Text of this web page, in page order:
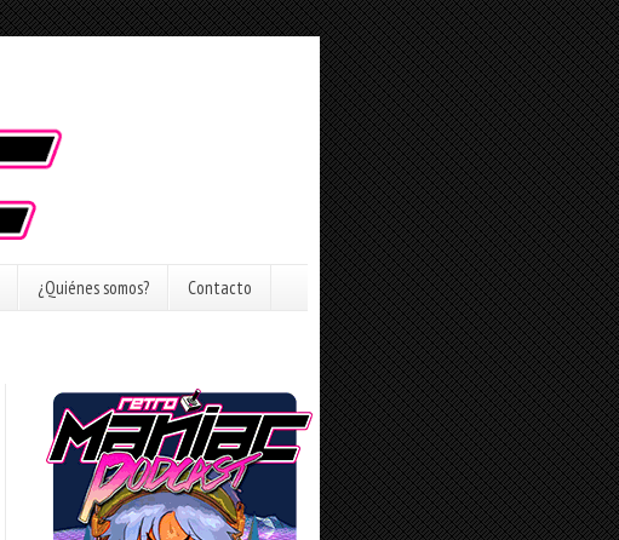
¿Quiénes somos? Contacto